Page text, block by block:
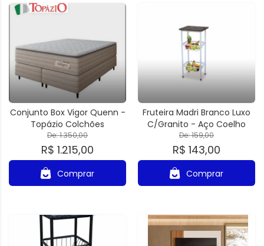
Conjunto Box Vigor Quenn -
Topázio Colchões
De: 1.350,00
R$ 1.215,00
Comprar
Fruteira Madri Branco Luxo
C/Granito - Aço Coelho
De: 159,00
R$ 143,00
Comprar